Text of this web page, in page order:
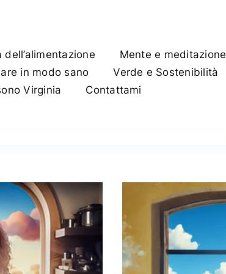
dell’alimentazione
Mente e meditazione
in modo sano
Verde e Sostenibilità
Virginia Contattami